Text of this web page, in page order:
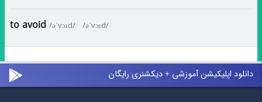
to avoid /əˈvɔɪd/ /əˈvɔɪd/
دانلود اپلیکیشن آموزشی + دیکشنری رایگان